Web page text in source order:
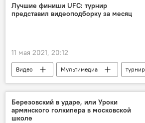
Лучшие финиши UFC: турнир
представил видеоподборку за месяц
11 мая 2021, 20:12
Видео Мультимедиа турнир
Березовский в ударе, или Уроки
армянского голкипера в московской
школе